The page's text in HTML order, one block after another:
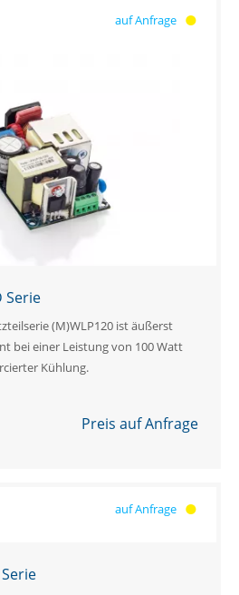
auf Anfrage
Serie
(M)WLP120 ist äußerst
bei einer Leistung von 100 Watt
Kühlung.
Preis auf Anfrage
auf Anfrage